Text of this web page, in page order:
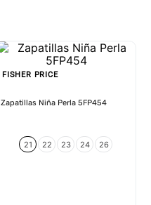
FISHER PRICE
Zapatillas Niña Perla 5FP454
21 22 23 24 26